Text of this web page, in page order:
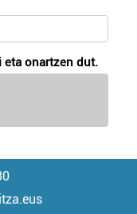
eta onartzen dut.